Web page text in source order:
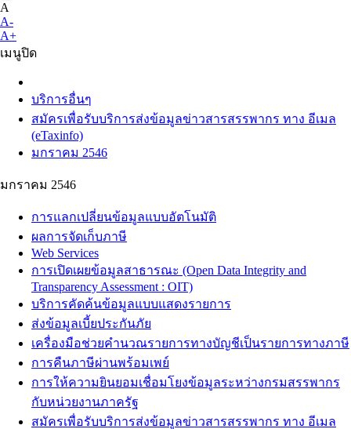
A
A-
A+
เมนูปิด
บริการอื่นๆ
สมัครเพื่อรับบริการส่งข้อมูลข่าวสารสรรพากร ทาง อีเมล
(eTaxinfo)
มกราคม 2546
มกราคม 2546
การแลกเปลี่ยนข้อมูลแบบอัตโนมัติ
ผลการจัดเก็บภาษี
Web Services
การเปิดเผยข้อมูลสาธารณะ (Open Data Integrity and
Transparency Assessment : OIT)
บริการคัดค้นข้อมูลแบบแสดงรายการ
ส่งข้อมูลเบี้ยประกันภัย
เครื่องมือช่วยคำนวณรายการทางบัญชีเป็นรายการทางภาษี
การคืนภาษีผ่านพร้อมเพย์
การให้ความยินยอมเชื่อมโยงข้อมูลระหว่างกรมสรรพากร
กับหน่วยงานภาครัฐ
สมัครเพื่อรับบริการส่งข้อมูลข่าวสารสรรพากร ทาง อีเมล